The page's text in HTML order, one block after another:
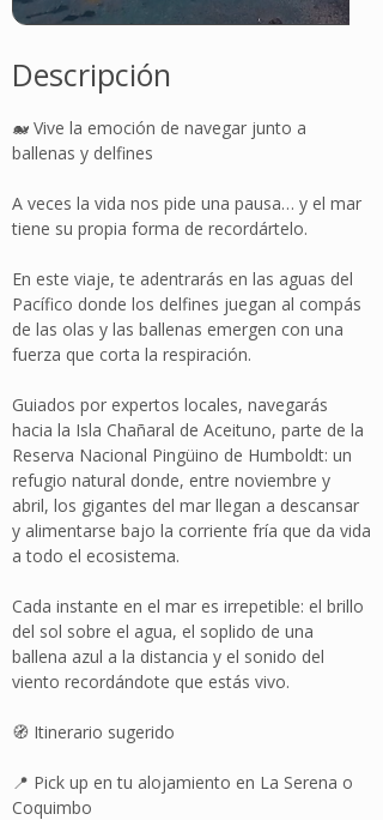
Descripción
🐋 Vive la emoción de navegar junto a
ballenas y delfines
A veces la vida nos pide una pausa… y el mar
tiene su propia forma de recordártelo.
En este viaje, te adentrarás en las aguas del
Pacífico donde los delfines juegan al compás
de las olas y las ballenas emergen con una
fuerza que corta la respiración.
Guiados por expertos locales, navegarás
hacia la Isla Chañaral de Aceituno, parte de la
Reserva Nacional Pingüino de Humboldt: un
refugio natural donde, entre noviembre y
abril, los gigantes del mar llegan a descansar
y alimentarse bajo la corriente fría que da vida
a todo el ecosistema.
Cada instante en el mar es irrepetible: el brillo
del sol sobre el agua, el soplido de una
ballena azul a la distancia y el sonido del
viento recordándote que estás vivo.
🧭 Itinerario sugerido
📍 Pick up en tu alojamiento en La Serena o
Coquimbo